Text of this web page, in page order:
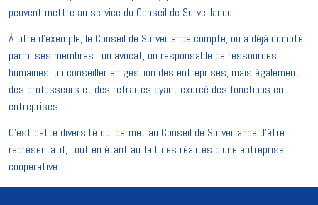
peuvent mettre au service du Conseil de Surveillance.
À titre d’exemple, le Conseil de Surveillance compte, ou a déjà compté
parmi ses membres : un avocat, un responsable de ressources
humaines, un conseiller en gestion des entreprises, mais également
des professeurs et des retraités ayant exercé des fonctions en
entreprises.
C’est cette diversité qui permet au Conseil de Surveillance d’être
représentatif, tout en étant au fait des réalités d'une entreprise
coopérative.